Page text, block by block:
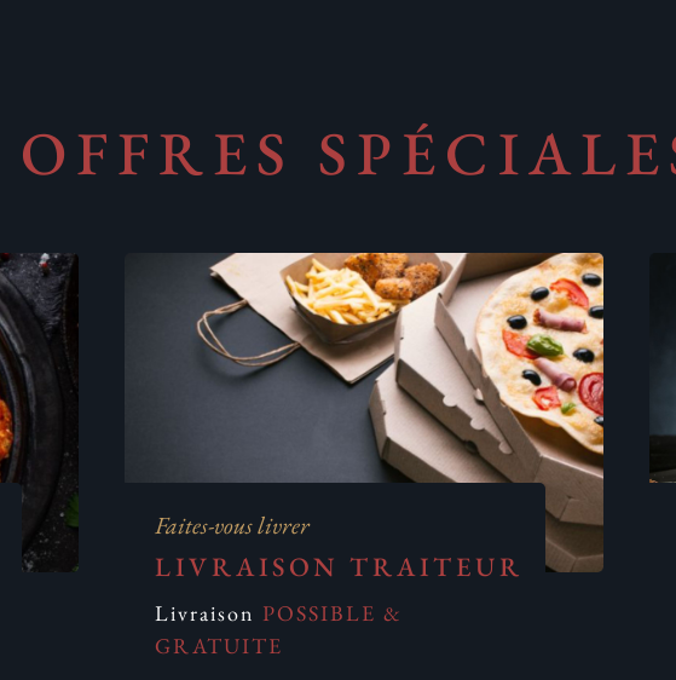
OFFRES
Faites-vous livrer
LIVRAISON TRAITEUR
LivraisonPOSSIBLE &
GRATUITE